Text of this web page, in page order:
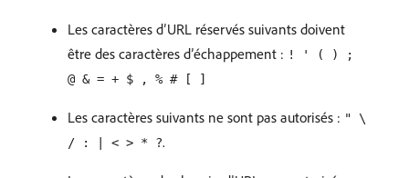
Les caractères d’URL réservés suivants doivent
être des caractères d’échappement : ! ' ( ) ;
@ & = + $ , % # [ ]
Les caractères suivants ne sont pas autorisés : " \
/ : | < > * ?.